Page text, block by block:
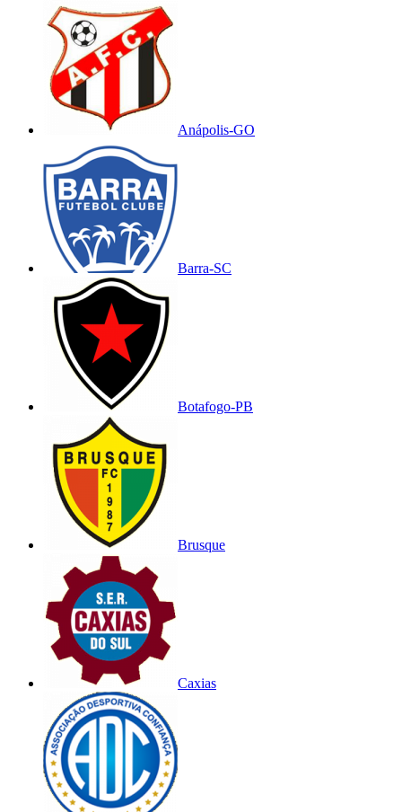
Anápolis-GO
Barra-SC
Botafogo-PB
Brusque
Caxias